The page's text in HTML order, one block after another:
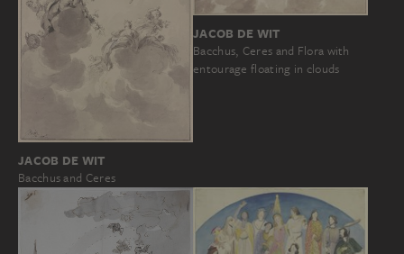
JACOB DE WIT
Bacchus and Ceres
JACOB DE WIT
Bacchus, Ceres and Flora with
entourage floating in clouds